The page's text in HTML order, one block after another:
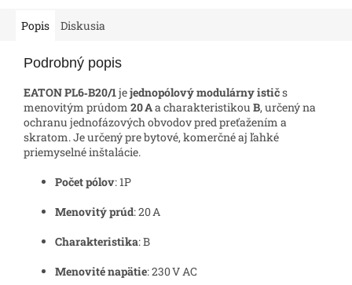
Popis Diskusia
Podrobný popis
EATON PL6‑B20/1jejednopólový modulárny ističs
menovitým prúdom 20 Aa charakteristikou B, určený na
ochranu jednofázových obvodov pred preťažením a
skratom. Je určený pre bytové, komerčné aj ľahké
priemyselné inštalácie.
Počet pólov: 1P
Menovitý prúd: 20 A
Charakteristika: B
Menovité napätie: 230 V AC